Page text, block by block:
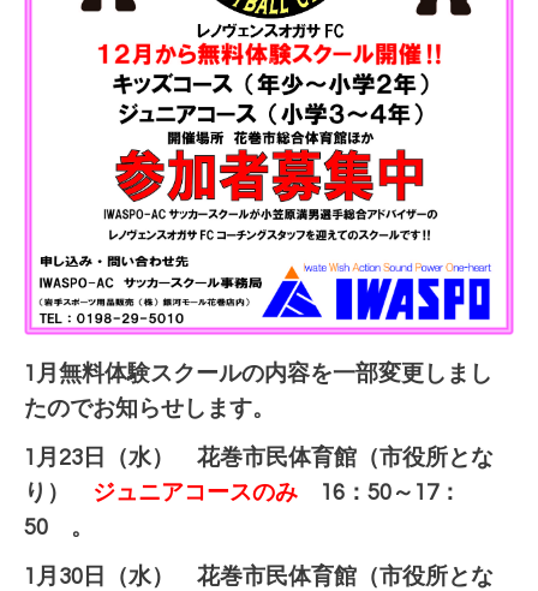
1月無料体験スクールの内容を一部変更しまし
たのでお知らせします。
1月23日（水） 花巻市民体育館（市役所とな
り）
ジュニアコースのみ 16：50～17：
50 。
1月30日（水） 花巻市民体育館（市役所とな